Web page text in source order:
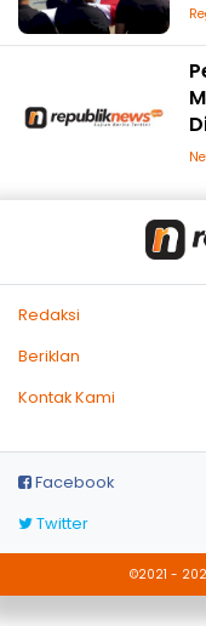
Redaksi
Beriklan
Kontak Kami
Facebook
Twitter
©2021 -